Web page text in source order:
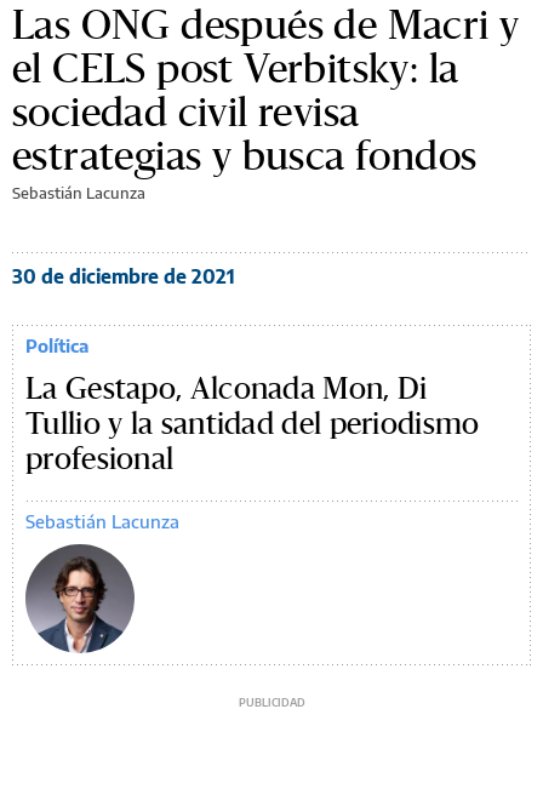
Las ONG después de Macri y
el CELS post Verbitsky: la
sociedad civil revisa
estrategias y busca fondos
Sebastián Lacunza
30 de diciembre de 2021
Política
La Gestapo, Alconada Mon, Di
Tullio y la santidad del periodismo
profesional
Sebastián Lacunza